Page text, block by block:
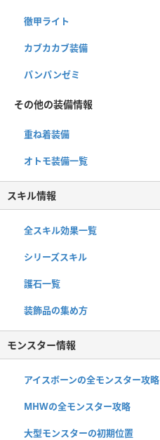
徹甲ライト
カブカカブ装備
パンパンゼミ
その他の装備情報
重ね着装備
オトモ装備一覧
スキル情報
全スキル効果一覧
シリーズスキル
護石一覧
装飾品の集め方
モンスター情報
アイスボーンの全モンスター攻略
MHWの全モンスター攻略
大型モンスターの初期位置